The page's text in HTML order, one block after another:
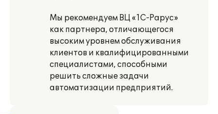
Мы рекомендуем ВЦ «1С-Рарус»
как партнера, отличающегося
высоким уровнем обслуживания
клиентов и квалифицированными
специалистами, способными
решить сложные задачи
автоматизации предприятий.